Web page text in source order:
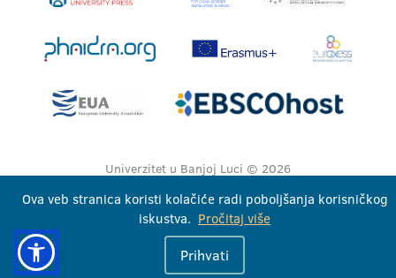
Univerzitet u Banjoj Luci © 2026
Ova veb stranica koristi kolačiće radi poboljšanja korisničkog
iskustva. Pročitaj više
Prihvati